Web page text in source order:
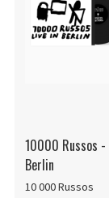
10000 Russos -
Berlin
10 000 Russos